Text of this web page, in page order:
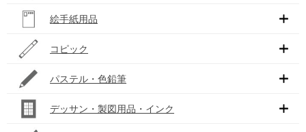
絵手紙用品
コピック
パステル・色鉛筆
デッサン・製図用品・インク